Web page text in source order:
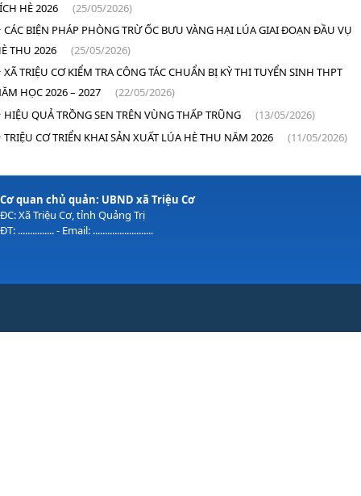
HÈ 2026
(25/05/2026)
CÁC BIỆN PHÁP PHÒNG TRỪ ỐC BƯU VÀNG HẠI LÚA GIAI ĐOẠN ĐẦU VỤ
THU 2026
(25/05/2026)
XÃ TRIỆU CƠ KIỂM TRA CÔNG TÁC CHUẨN BỊ KỲ THI TUYỂN SINH THPT
HỌC 2026 – 2027
(22/05/2026)
HIỆU QUẢ TRỒNG SEN TRÊN VÙNG THẤP TRŨNG
(13/05/2026)
TRIỆU CƠ TRIỂN KHAI SẢN XUẤT LÚA HÈ THU NĂM 2026
(11/05/2026)
Cơ quan chủ quản: UBND xã Triệu Cơ
ĐC: Xã Triệu Cơ, tỉnh Quảng Trị
ĐT: ............... - Email: .........................